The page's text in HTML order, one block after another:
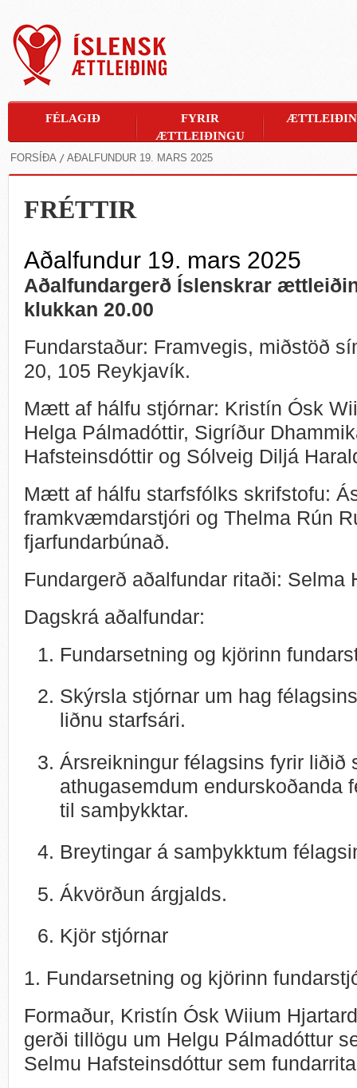
FORSÍÐA AÐALFUNDUR 19. MARS 2025
FRÉTTIR
Aðalfundur 19. mars 2025
Aðalfundargerð Íslenskrar
klukkan 20.00
Fundarstaður: Framvegis, miðstöð
20, 105 Reykjavík.
Mætt af hálfu stjórnar: Kristín Ósk
Helga Pálmadóttir, Sigríður
Hafsteinsdóttir og Sólveig Diljá
Mætt af hálfu starfsfólks skrifstofu:
framkvæmdarstjóri og Thelma Rún
fjarfundarbúnað.
Fundargerð aðalfundar ritaði:
Dagskrá aðalfundar:
Fundarsetning og kjörinn
Skýrsla stjórnar um hag
liðnu starfsári.
Ársreikningur félagsins fyrir liðið
athugasemdum endurskoðanda
til samþykktar.
Breytingar á samþykktum
Ákvörðun árgjalds.
Kjör stjórnar
1. Fundarsetning og kjörinn
Formaður, Kristín Ósk Wiium
gerði tillögu um Helgu Pálmadóttur
Selmu Hafsteinsdóttur sem
FÉLAGIÐ
FYRIR
ÆTTLEIÐINGU